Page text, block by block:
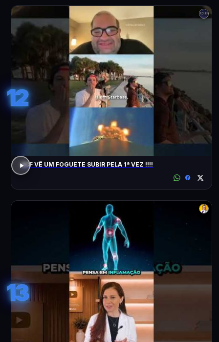
12
ACF VÊ UM FOGUETE SUBIR PELA 1ª VEZ !!!!
13